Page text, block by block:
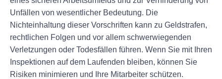
Unfällen von wesentlicher Bedeutung. Die
Nichteinhaltung dieser Vorschriften kann zu Geldstrafen,
rechtlichen Folgen und vor allem schwerwiegenden
Verletzungen oder Todesfällen führen. Wenn Sie mit Ihren
Inspektionen auf dem Laufenden bleiben, können Sie
Risiken minimieren und Ihre Mitarbeiter schützen.